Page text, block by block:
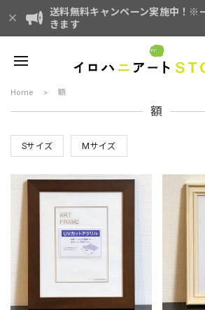
送料無料キャンペーン実施中！※
きます
Home 額
額
Sサイズ Mサイズ